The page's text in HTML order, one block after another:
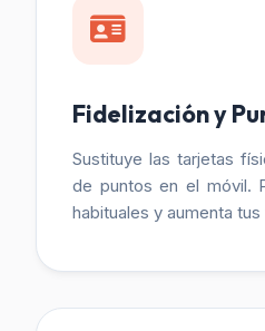
Fidelización y
Sustituye las tarjetas
de puntos en el móvil.
habituales y aumenta